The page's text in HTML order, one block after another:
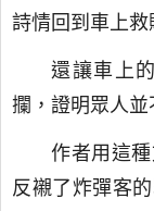
詩情回到車上救
還讓車上
攔，證明眾人並
作者用這
反襯了炸彈客